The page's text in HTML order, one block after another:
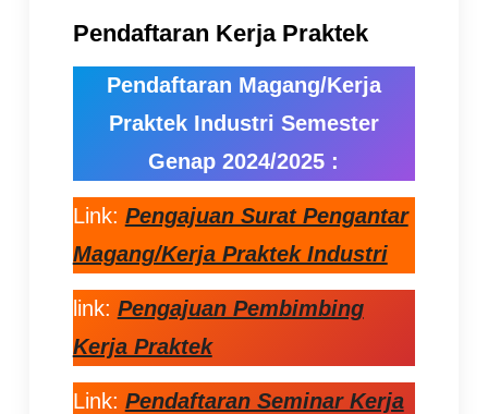
Pendaftaran Kerja Praktek
Pendaftaran Magang/Kerja
Praktek Industri Semester
Genap 2024/2025 :
Link: Pengajuan Surat Pengantar
Magang/Kerja Praktek Industri
link: Pengajuan Pembimbing
Kerja Praktek
Link: Pendaftaran Seminar Kerja